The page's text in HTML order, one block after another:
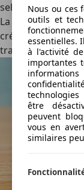
selon les
La présentation
crédit ou de
transaction.
Nous ou ces
outils et
essentielles.
à l'activité
importantes
être
peuvent
vous en
similaires